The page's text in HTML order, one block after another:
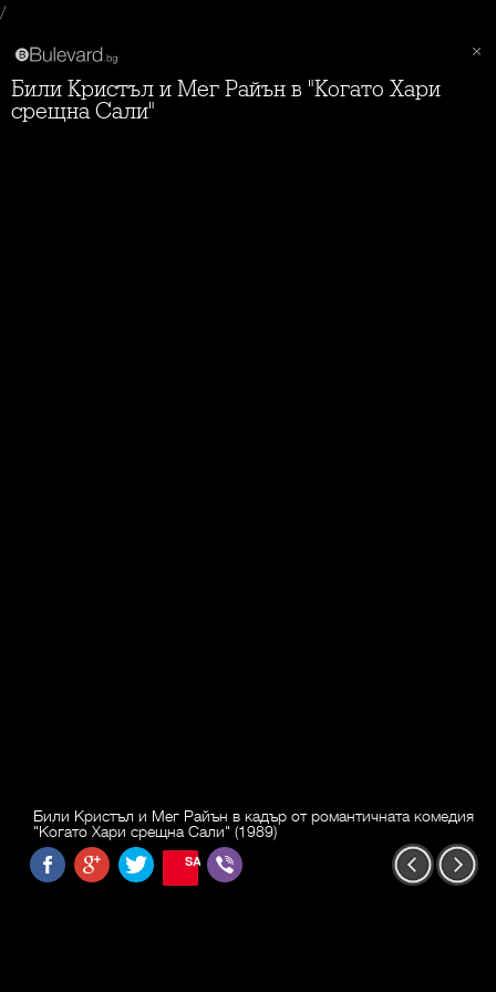
/
Били Кристъл и Мег Райън в "Когато Хари
срещна Сали"
Били Кристъл и Мег Райън в кадър от романтичната комедия
"Когато Хари срещна Сали" (1989)
SAVE